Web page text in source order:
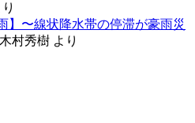
】〜線状降水帯の停滞が豪雨災
木村秀樹 より